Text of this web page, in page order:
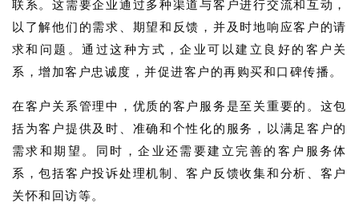
联系。这需要企业通过多种渠道与客户进行交流和互动，
以了解他们的需求、期望和反馈，并及时地响应客户的请
求和问题。通过这种方式，企业可以建立良好的客户关
系，增加客户忠诚度，并促进客户的再购买和口碑传播。
在客户关系管理中，优质的客户服务是至关重要的。这包
括为客户提供及时、准确和个性化的服务，以满足客户的
需求和期望。同时，企业还需要建立完善的客户服务体
系，包括客户投诉处理机制、客户反馈收集和分析、客户
关怀和回访等。